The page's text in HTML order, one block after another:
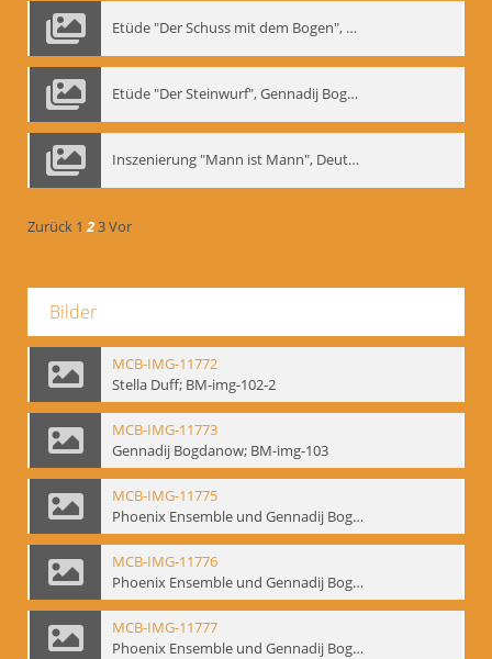
Etüde "Der Schuss mit dem Bogen", Gennadij Bogdanow
Etüde "Der Steinwurf", Gennadij Bogdanow
Inszenierung "Mann ist Mann", Deutsches Theater Berlin, 1997
Zurück 1 23Vor
Bilder
MCB-IMG-11772
Stella Duff; BM-img-102-2
MCB-IMG-11773
Gennadij Bogdanow; BM-img-103
MCB-IMG-11775
Phoenix Ensemble und Gennadij Bogdanow; BM-img-105-1
MCB-IMG-11776
Phoenix Ensemble und Gennadij Bogdanow; BM-img-105-2
MCB-IMG-11777
Phoenix Ensemble und Gennadij Bogdanow; BM-img-105-3